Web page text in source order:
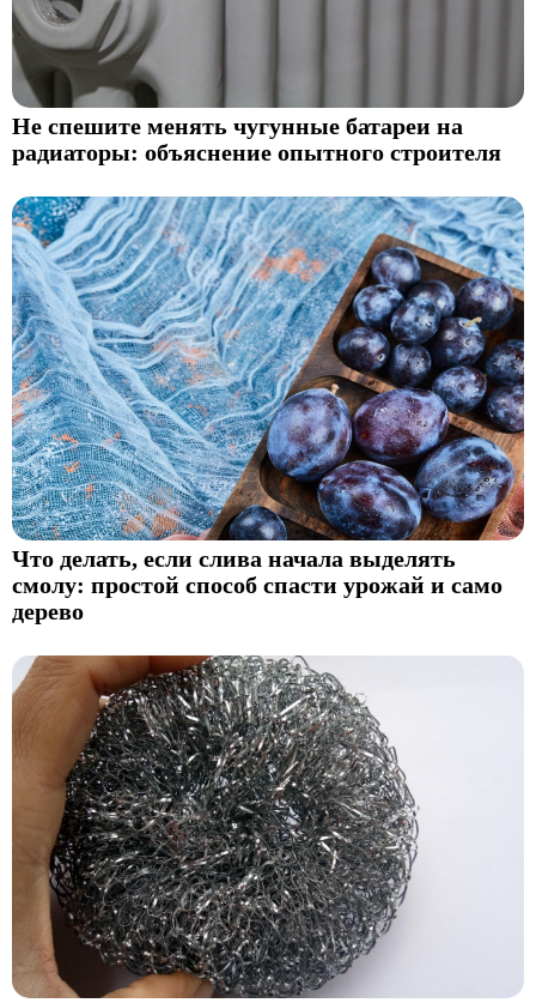
Не спешите менять чугунные батареи на
радиаторы: объяснение опытного строителя
Что делать, если слива начала выделять
смолу: простой способ спасти урожай и само
дерево